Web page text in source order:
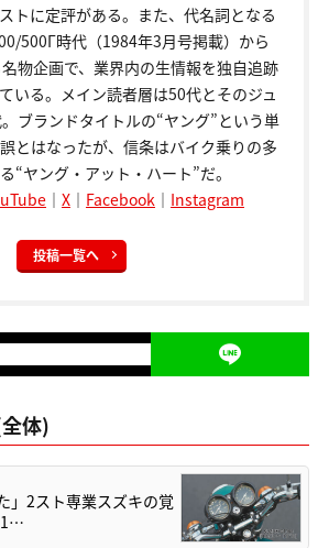
トに定評がある。また、代名詞となる
500Γ時代（1984年3月号掲載）から
物企画で、業界内の生情報を独自追跡
いる。メイン読者層は50代とそのジュ
ブランドタイトルの“ヤング”という単
とはなったが、信条はバイク乗りの多
“ヤング・アット・ハート”だ。
｜ X ｜ Facebook ｜ Instagram
投稿一覧へ
体)
」2スト専業スズキの覚